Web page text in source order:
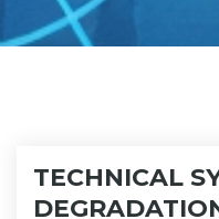
TECHNICAL